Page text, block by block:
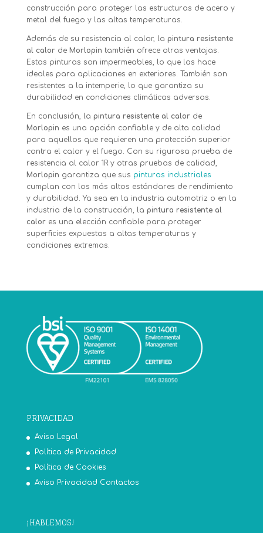
construcción para proteger las estructuras de acero y
metal del fuego y las altas temperaturas.
Además de su resistencia al calor, la pintura resistente
al calorde Morlopin también ofrece otras ventajas.
Estas pinturas son impermeables, lo que las hace
ideales para aplicaciones en exteriores. También son
resistentes a la intemperie, lo que garantiza su
durabilidad en condiciones climáticas adversas.
En conclusión, la pintura resistente al calorde
Morlopin es una opción confiable y de alta calidad
para aquellos que requieren una protección superior
contra el calor y el fuego. Con su rigurosa prueba de
resistencia al calor 1R y otras pruebas de calidad,
Morlopin garantiza que sus pinturas industriales
cumplan con los más altos estándares de rendimiento
y durabilidad. Ya sea en la industria automotriz o en la
industria de la construcción, la pintura resistente al
calores una elección confiable para proteger
superficies expuestas a altas temperaturas y
condiciones extremas.
PRIVACIDAD
Aviso Legal
Política de Privacidad
Política de Cookies
Aviso Privacidad Contactos
¡HABLEMOS!